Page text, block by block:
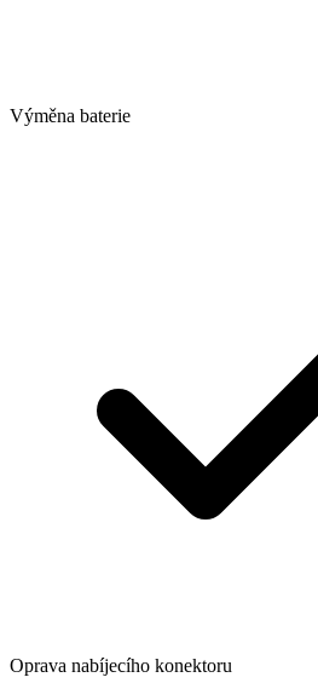
Výměna baterie
Oprava nabíjecího konektoru